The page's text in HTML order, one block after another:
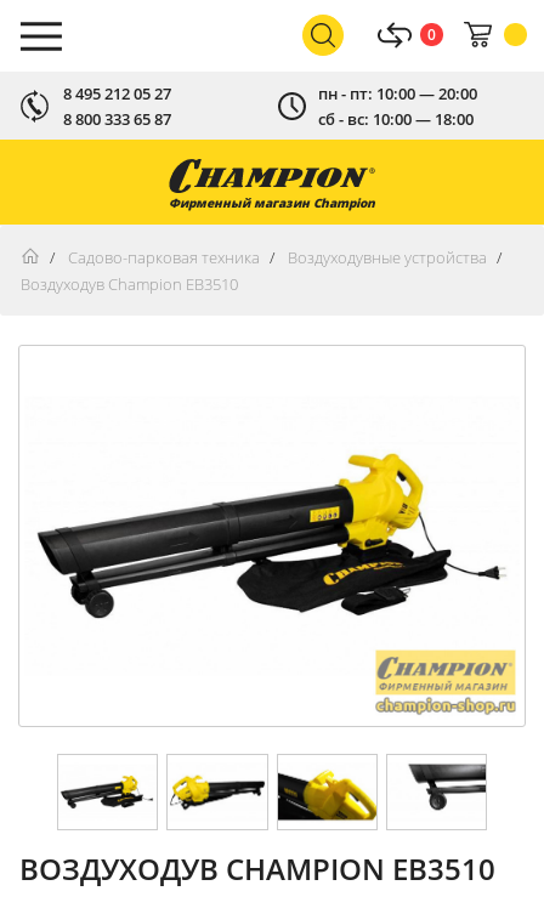
8 495 212 05 27
8 800 333 65 87
пн - пт: 10:00 — 20:00
сб - вс: 10:00 — 18:00
0
Фирменный магазин Champion
Садово-парковая техника
Воздуходувные устройства
Воздуходув Champion EB3510
ВОЗДУХОДУВ CHAMPION EB3510